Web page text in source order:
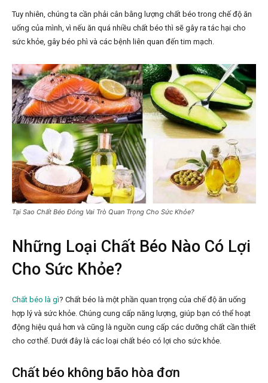
Tuy nhiên, chúng ta cần phải cân bằng lượng chất béo trong chế độ ăn
uống của mình, vì nếu ăn quá nhiều chất béo thì sẽ gây ra tác hại cho
sức khỏe, gây béo phì và các bệnh liên quan đến tim mạch.
Tại Sao Chất Béo Đóng Vai Trò Quan Trọng Cho Sức Khỏe?
Những Loại Chất Béo Nào Có Lợi
Cho Sức Khỏe?
Chất béo là gì? Chất béo là một phần quan trọng của chế độ ăn uống
hợp lý và sức khỏe. Chúng cung cấp năng lượng, giúp bạn có thể hoạt
động hiệu quả hơn và cũng là nguồn cung cấp các dưỡng chất cần thiết
cho cơ thể. Dưới đây là các loại chất béo có lợi cho sức khỏe.
Chất béo không bão hòa đơn